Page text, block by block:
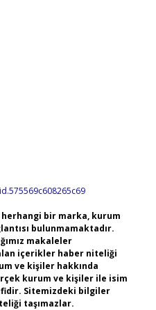
bir marka, kurum
bulunmamaktadır.
makaleler
içerikler haber niteliği
ve kişiler hakkında
kurum ve kişiler ile isim
Sitemizdeki bilgiler
taşımazlar.